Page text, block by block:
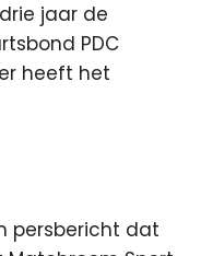
jaar de
PDC
heeft het
persbericht dat